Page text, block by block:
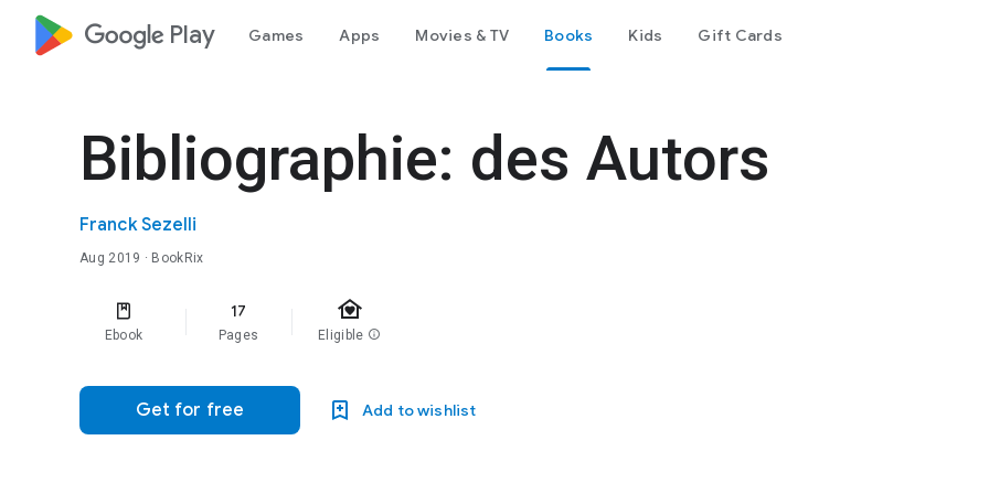
google_logo Play Games Apps Movies & TV Books Kids Gift Cards
Bibliographie: des Autors
Franck Sezelli
Aug 2019 · BookRix
Ebook
17
Pages
family_home
Eligible info
Get for free Add to wishlist